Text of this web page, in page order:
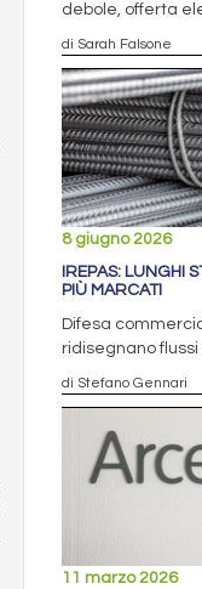
debole, offerta
di Sarah Falsone
8 giugno 2026
IREPAS: LUNGHI
PIÙ MARCATI
Difesa
ridisegnano
di Stefano Gennari
11 marzo 2026